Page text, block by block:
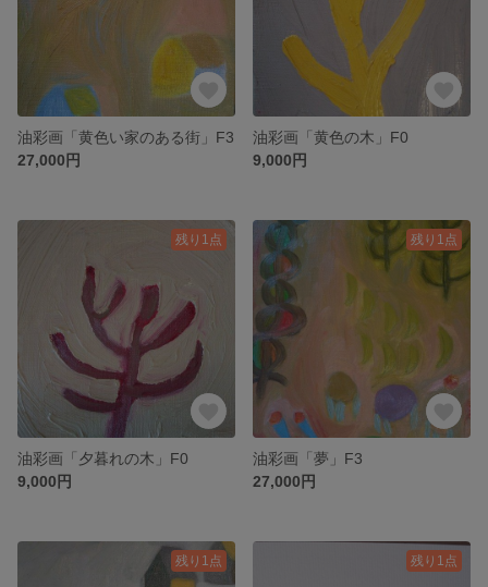
油彩画「黄色い家のある街」F3
27,000円
油彩画「黄色の木」F0
9,000円
残り1点
油彩画「夕暮れの木」F0
9,000円
残り1点
油彩画「夢」F3
27,000円
残り1点 残り1点